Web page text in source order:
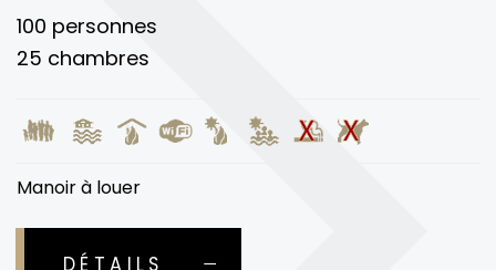
100 personnes
25 chambres
Manoir à louer
DÉTAILS